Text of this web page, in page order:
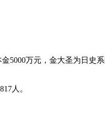
万元，金大圣为日史系
人。